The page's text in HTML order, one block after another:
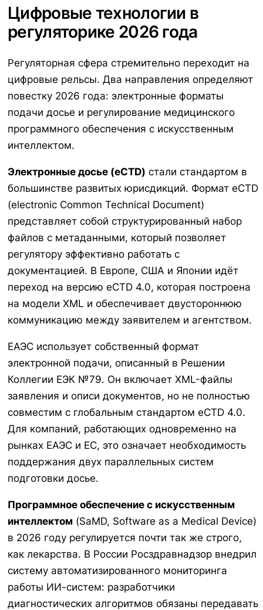
Цифровые технологии в
регуляторике 2026 года
Регуляторная сфера стремительно переходит на
цифровые рельсы. Два направления определяют
повестку 2026 года: электронные форматы
подачи досье и регулирование медицинского
программного обеспечения с искусственным
интеллектом.
Электронные досье (eCTD) стали стандартом в
большинстве развитых юрисдикций. Формат eCTD
(electronic Common Technical Document)
представляет собой структурированный набор
файлов с метаданными, который позволяет
регулятору эффективно работать с
документацией. В Европе, США и Японии идёт
переход на версию eCTD 4.0, которая построена
на модели XML и обеспечивает двустороннюю
коммуникацию между заявителем и агентством.
ЕАЭС использует собственный формат
электронной подачи, описанный в Решении
Коллегии ЕЭК №79. Он включает XML-файлы
заявления и описи документов, но не полностью
совместим с глобальным стандартом eCTD 4.0.
Для компаний, работающих одновременно на
рынках ЕАЭС и ЕС, это означает необходимость
поддержания двух параллельных систем
подготовки досье.
Программное обеспечение с искусственным
интеллектом (SaMD, Software as a Medical Device)
в 2026 году регулируется почти так же строго,
как лекарства. В России Росздравнадзор внедрил
систему автоматизированного мониторинга
работы ИИ-систем: разработчики
диагностических алгоритмов обязаны передавать